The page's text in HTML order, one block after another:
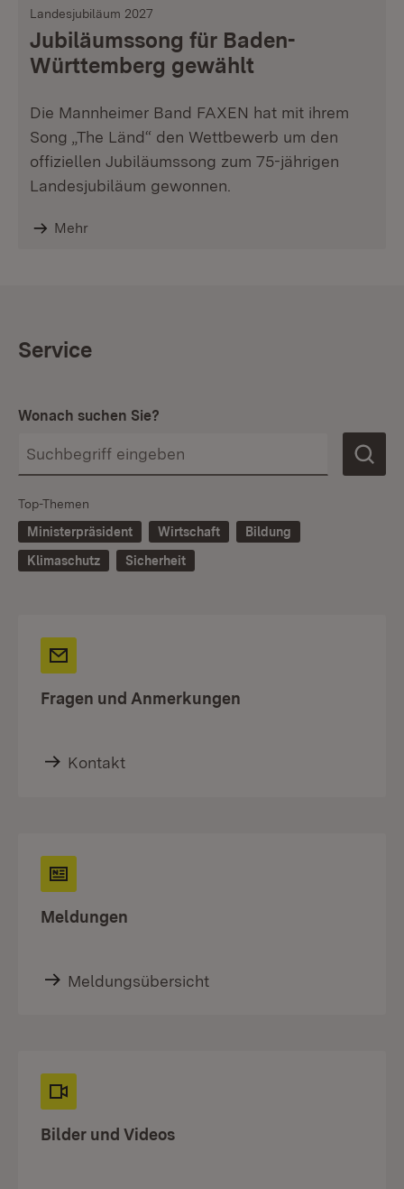
Landesjubiläum 2027
Jubiläumssong für Baden-
Württemberg gewählt
Die Mannheimer Band FAXEN hat mit ihrem
Song „The Länd“ den Wettbewerb um den
offiziellen Jubiläumssong zum 75-jährigen
Landesjubiläum gewonnen.
Mehr
Service
Wonach suchen Sie?
Top-Themen
Ministerpräsident
Wirtschaft
Bildung
Klimaschutz
Sicherheit
Fragen und Anmerkungen
Kontakt
Meldungen
Meldungsübersicht
Bilder und Videos